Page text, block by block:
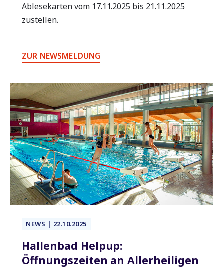
Ablesekarten vom 17.11.2025 bis 21.11.2025
zustellen.
ZUR NEWSMELDUNG
NEWS | 22.10.2025
Hallenbad Helpup:
Öffnungszeiten an Allerheiligen